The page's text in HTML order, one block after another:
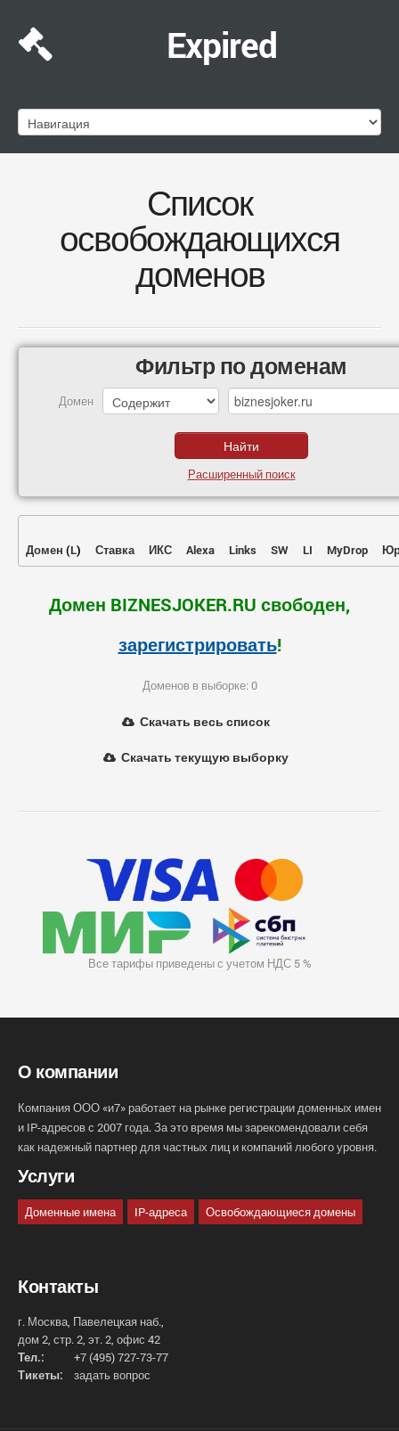
Expired
Список
освобождающихся
доменов
Фильтр по доменам
Домен
Расширенный поиск
Домен (L) Ставка ИКС Alexa Links SW LI MyDrop
Домен BIZNESJOKER.RU свободен,
зарегистрировать!
Доменов в выборке: 0
Скачать весь список
Скачать текущую выборку
Все тарифы приведены с учетом НДС 5 %
О компании
Компания ООО «и7» работает на рынке регистрации доменных имен
и IP-адресов с 2007 года. За это время мы зарекомендовали себя
как надежный партнер для частных лиц и компаний любого уровня.
Услуги
Доменные имена IP-адреса Освобождающиеся домены
Контакты
г. Москва, Павелецкая наб.,
дом 2, стр. 2, эт. 2, офис 42
Тел.:
+7 (495) 727-73-77
Тикеты:
задать вопрос